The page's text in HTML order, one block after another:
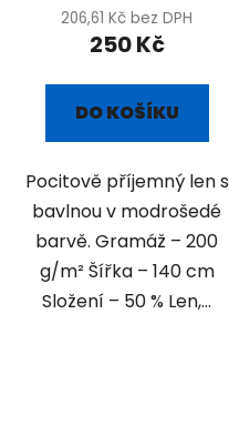
206,61 Kč bez DPH
250 Kč
DO KOŠÍKU
Pocitově příjemný len s
bavlnou v modrošedé
barvě. Gramáž – 200
g/m² Šířka – 140 cm
Složení – 50 % Len,...